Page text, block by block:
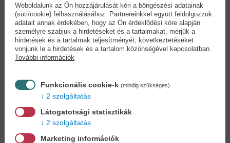
képesek elsüllyeszteni.
Miközben az Álomkört a viszontagságos valóság küzdelmei
sanyargatják, Xilveas lélegzetelállító kontinensét egészen más
veszély ostromolja. Gary és a vele együtt felbukkanó kísérteties tőr
polgárháborúba taszítja Grzuxtroemet, és ennek következtében a
lázálomból való kijutás csupán másodlagos küldetéssé válik a
A chicagói alvilág, a hitvilág és a hatóságok közti macska-egér
játékba kevés eredményt, de annál több reményt hoz a rendőrség
Azonban minden kínkeservesen megtalált válasz újabb kérdéseket
szül, amelyek középpontjában továbbra is a párhuzamos létezést
előidéző, titokzatos Mr. Ollenburger és a rudanopterys áll.
Weboldalunk az Ön hozzájárulását kéri a böngészési adatainak
(süti/cookie) felhasználásához. Partnereinkkel együtt feldolgozzuk
adatait annak érdekében, hogy az Ön érdeklődési köre alapján
személyre szabjuk a hirdetéseket és a tartalmakat, mérjük a
hirdetések és a tartalmak teljesítményét, következtetéseket
vonjunk le a hirdetések és a tartalom közönségével kapcsolatban.
További információk
Funkcionális cookie-k (mindig szükséges)
2 szolgáltatás
Látogatotsági statisztikák
2 szolgáltatás
Marketing információk